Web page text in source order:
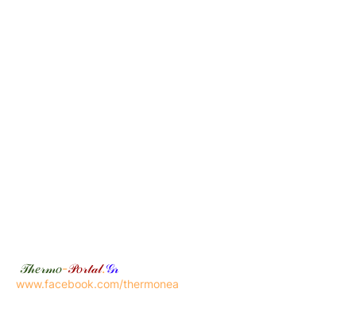
𝒯𝒽𝑒𝓇𝓂𝑜-𝒫𝑜𝓇𝓉𝒶𝓁.𝒢𝓇
www.facebook.com/thermonea